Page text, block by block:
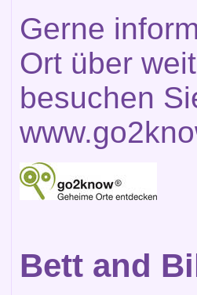
Gerne
Ort über
besuchen
Bett and